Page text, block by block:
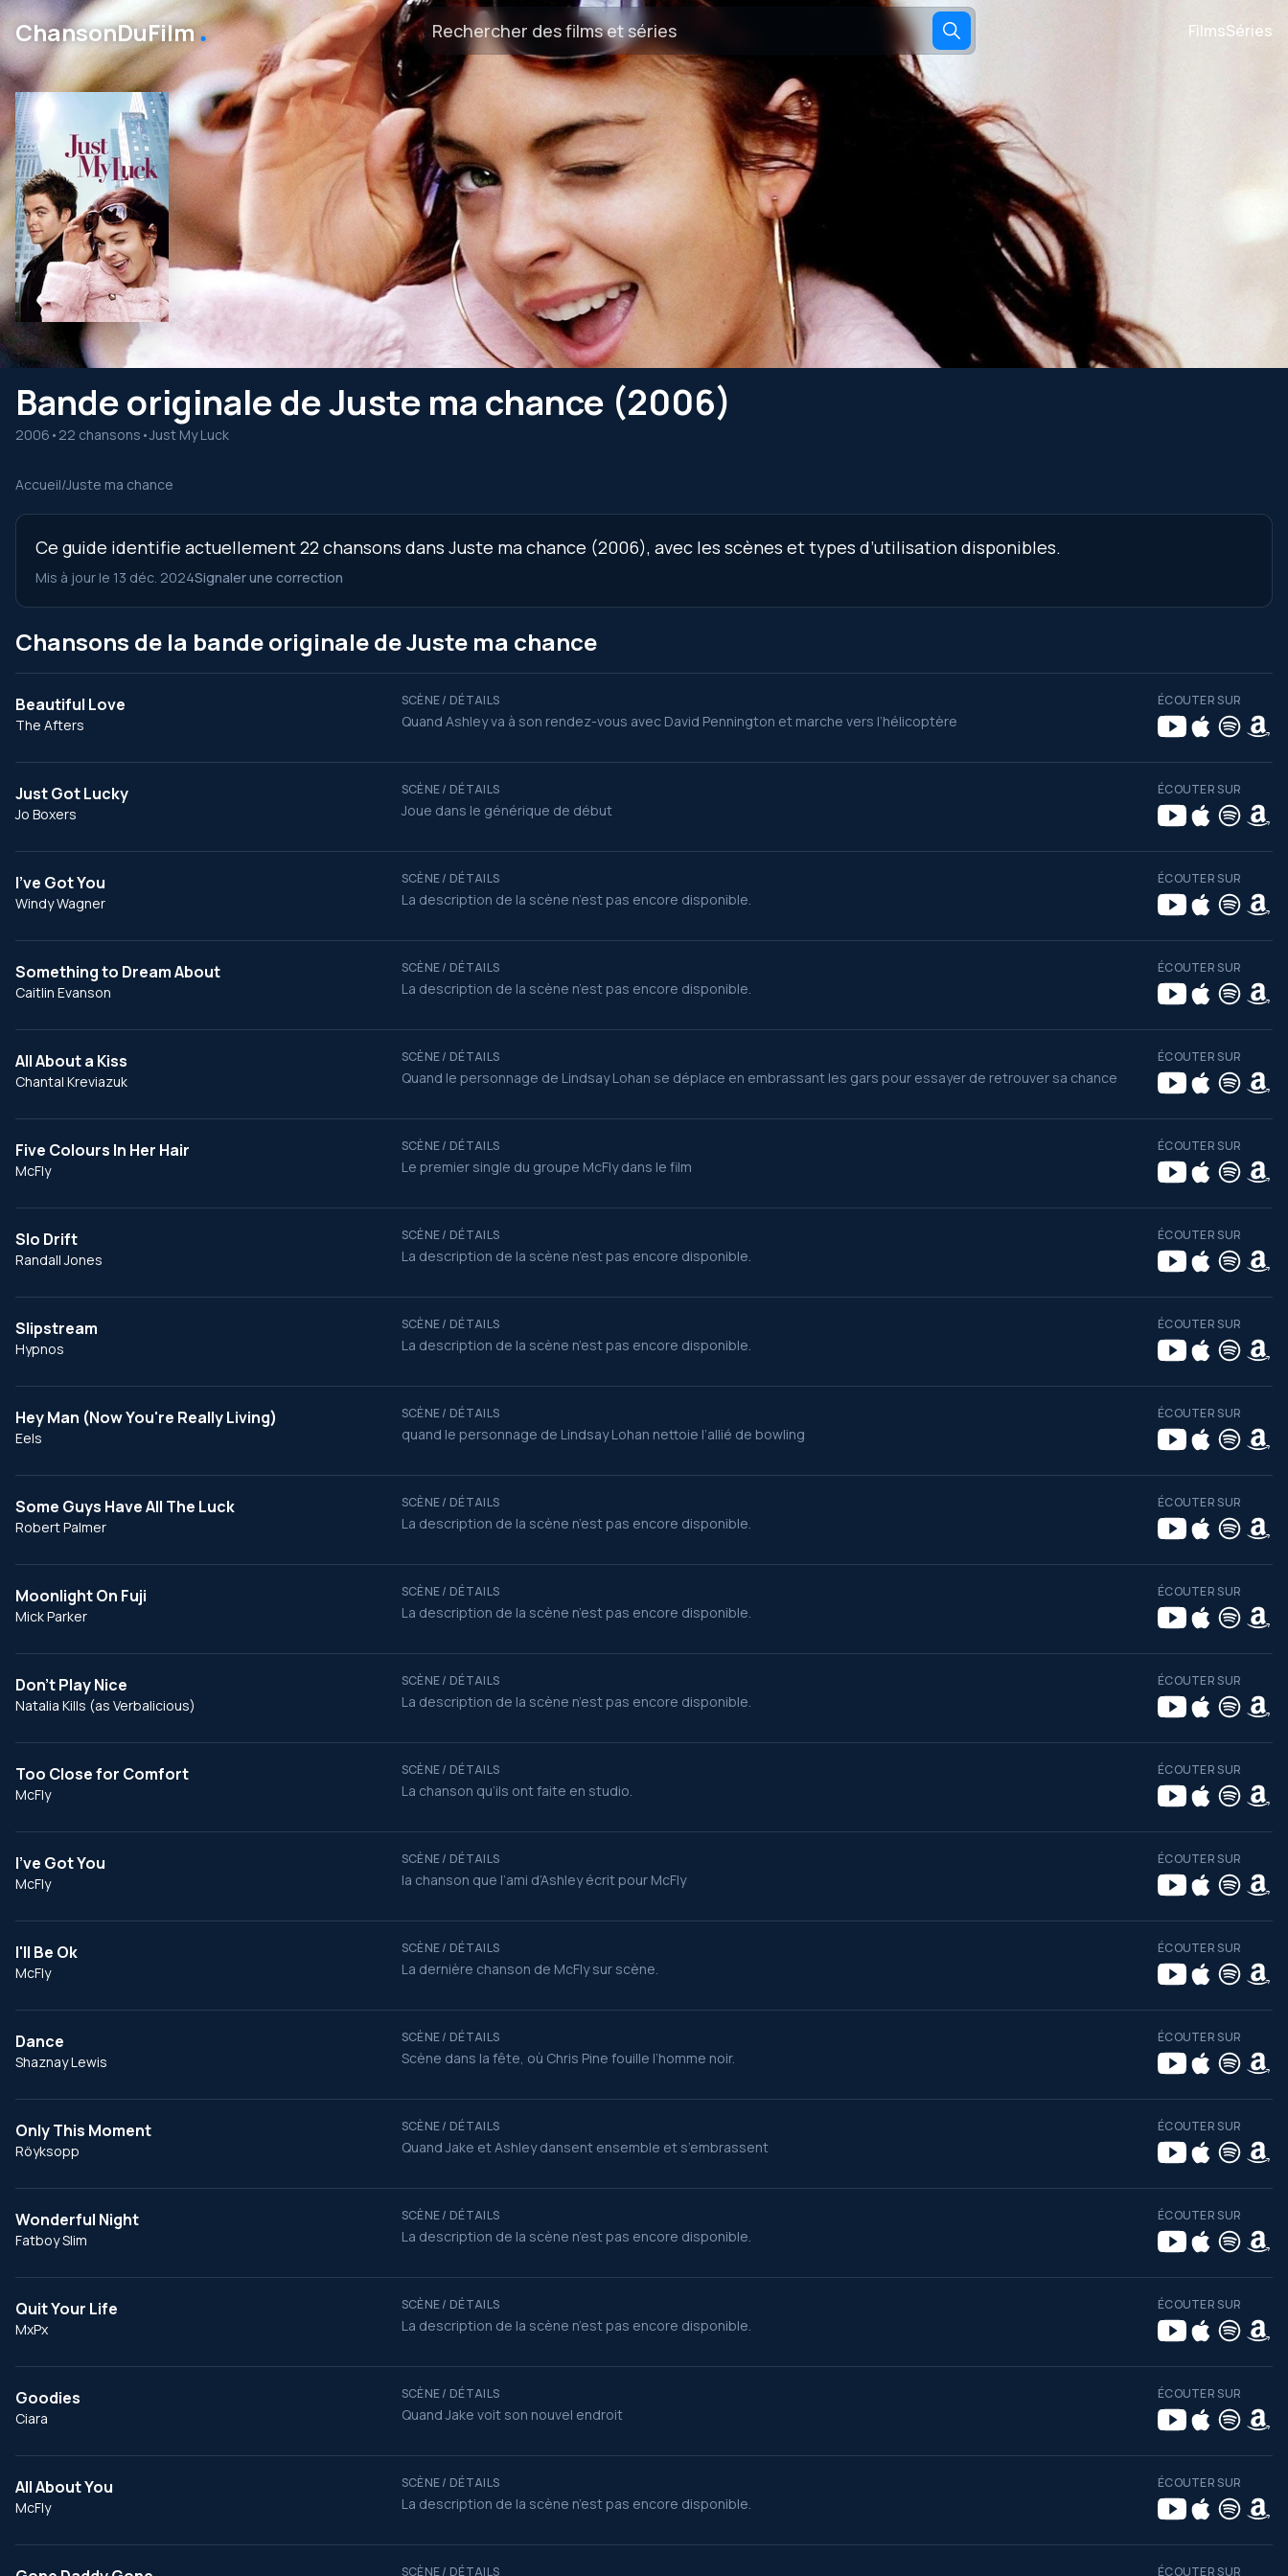
ChansonDuFilm․ FilmsSéries
Bande originale de Juste ma chance (2006)
2006 • 22 chansons •Just My Luck
Accueil/Juste ma chance
Ce guide identifie actuellement 22 chansons dans Juste ma chance (2006), avec les scènes et types d’utilisation disponibles.
Mis à jour le 13 déc. 2024Signaler une correction
Chansons de la bande originale de Juste ma chance
Beautiful Love
The Afters
SCÈNE / DÉTAILS
Quand Ashley va à son rendez-vous avec David Pennington et marche vers l’hélicoptère
ÉCOUTER SUR
Just Got Lucky
Jo Boxers
SCÈNE / DÉTAILS
Joue dans le générique de début
ÉCOUTER SUR
I've Got You
Windy Wagner
SCÈNE / DÉTAILS
La description de la scène n’est pas encore disponible.
ÉCOUTER SUR
Something to Dream About
Caitlin Evanson
SCÈNE / DÉTAILS
La description de la scène n’est pas encore disponible.
ÉCOUTER SUR
All About a Kiss
Chantal Kreviazuk
SCÈNE / DÉTAILS
Quand le personnage de Lindsay Lohan se déplace en embrassant les gars pour essayer de retrouver sa chance
ÉCOUTER SUR
Five Colours In Her Hair
McFly
SCÈNE / DÉTAILS
Le premier single du groupe McFly dans le film
ÉCOUTER SUR
Slo Drift
Randall Jones
SCÈNE / DÉTAILS
La description de la scène n’est pas encore disponible.
ÉCOUTER SUR
Slipstream
Hypnos
SCÈNE / DÉTAILS
La description de la scène n’est pas encore disponible.
ÉCOUTER SUR
Hey Man (Now You're Really Living)
Eels
SCÈNE / DÉTAILS
quand le personnage de Lindsay Lohan nettoie l’allié de bowling
ÉCOUTER SUR
Some Guys Have All The Luck
Robert Palmer
SCÈNE / DÉTAILS
La description de la scène n’est pas encore disponible.
ÉCOUTER SUR
Moonlight On Fuji
Mick Parker
SCÈNE / DÉTAILS
La description de la scène n’est pas encore disponible.
ÉCOUTER SUR
Don't Play Nice
Natalia Kills (as Verbalicious)
SCÈNE / DÉTAILS
La description de la scène n’est pas encore disponible.
ÉCOUTER SUR
Too Close for Comfort
McFly
SCÈNE / DÉTAILS
La chanson qu’ils ont faite en studio.
ÉCOUTER SUR
I've Got You
McFly
SCÈNE / DÉTAILS
la chanson que l’ami d’Ashley écrit pour McFly
ÉCOUTER SUR
I'll Be Ok
McFly
SCÈNE / DÉTAILS
La dernière chanson de McFly sur scène.
ÉCOUTER SUR
Dance
Shaznay Lewis
SCÈNE / DÉTAILS
Scène dans la fête, où Chris Pine fouille l’homme noir.
ÉCOUTER SUR
Only This Moment
Röyksopp
SCÈNE / DÉTAILS
Quand Jake et Ashley dansent ensemble et s’embrassent
ÉCOUTER SUR
Wonderful Night
Fatboy Slim
SCÈNE / DÉTAILS
La description de la scène n’est pas encore disponible.
ÉCOUTER SUR
Quit Your Life
MxPx
SCÈNE / DÉTAILS
La description de la scène n’est pas encore disponible.
ÉCOUTER SUR
Goodies
Ciara
SCÈNE / DÉTAILS
Quand Jake voit son nouvel endroit
ÉCOUTER SUR
All About You
McFly
SCÈNE / DÉTAILS
La description de la scène n’est pas encore disponible.
ÉCOUTER SUR
SCÈNE / DÉTAILS ÉCOUTER SUR